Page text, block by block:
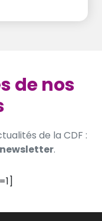
de nos
de la CDF :
.